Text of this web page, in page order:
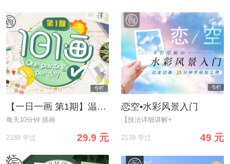
【一日一画 第1期】温暖手绘，给生活写一封情书
每天10分钟 插画
2188 学过 29.9 元
恋空•水彩风景入门
【技法详细讲解+
2139 学过 49 元